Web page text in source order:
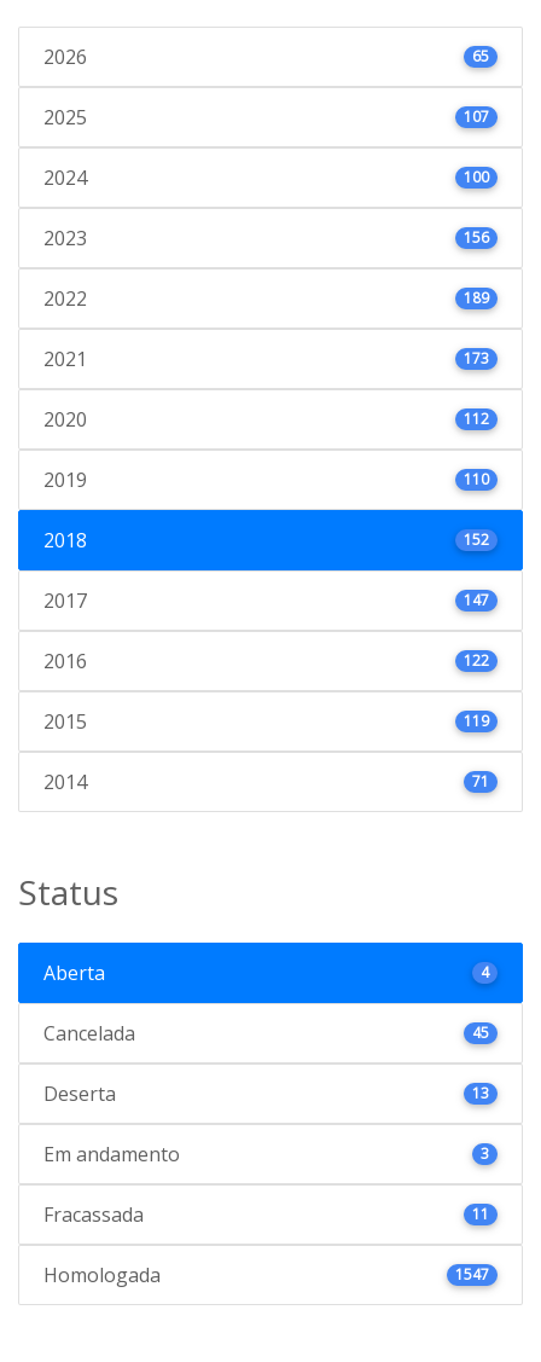
2026 65
2025 107
2024 100
2023 156
2022 189
2021 173
2020 112
2019 110
2018 152
2017 147
2016 122
2015 119
2014 71
Status
Aberta 4
Cancelada 45
Deserta 13
Em andamento 3
Fracassada 11
Homologada 1547